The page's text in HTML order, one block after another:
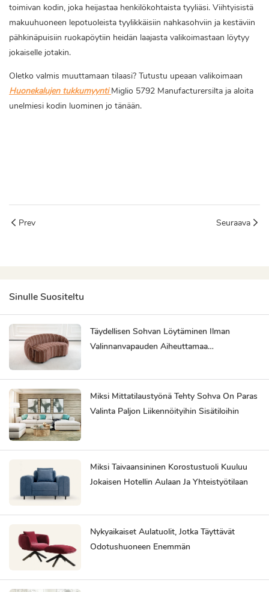
toimivan kodin, joka heijastaa henkilökohtaista tyyliäsi. Viihtyisistä
makuuhuoneen lepotuoleista tyylikkäisiin nahkasohviin ja kestäviin
pähkinäpuisiin ruokapöytiin heidän laajasta valikoimastaan ​​löytyy
jokaiselle jotakin.
Oletko valmis muuttamaan tilaasi? Tutustu upeaan valikoimaan
Huonekalujen tukkumyyntiMiglio 5792 Manufacturersilta ja aloita
unelmiesi kodin luominen jo tänään.
Prev Seuraava
Sinulle Suositeltu
Täydellisen Sohvan Löytäminen Ilman
Valinnanvapauden Aiheuttamaa
Miksi Mittatilaustyönä Tehty Sohva On Paras
Valinta Paljon Liikennöityihin Sisätiloihin
Miksi Taivaansininen Korostustuoli Kuuluu
Jokaisen Hotellin Aulaan Ja Yhteistyötilaan
Nykyaikaiset Aulatuolit, Jotka Täyttävät
Odotushuoneen Enemmän